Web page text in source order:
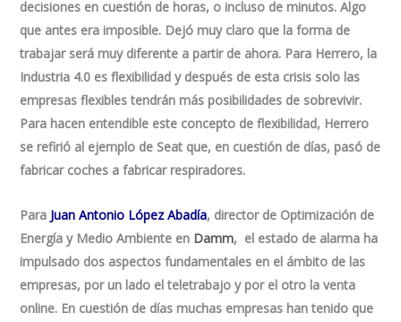
decisiones en cuestión de horas, o incluso de minutos. Algo
que antes era imposible. Dejó muy claro que la forma de
trabajar será muy diferente a partir de ahora. Para Herrero, la
Industria 4.0 es flexibilidad y después de esta crisis solo las
empresas flexibles tendrán más posibilidades de sobrevivir.
Para hacen entendible este concepto de flexibilidad, Herrero
se refirió al ejemplo de Seat que, en cuestión de días, pasó de
fabricar coches a fabricar respiradores.
Para Juan Antonio López Abadía, director de Optimización de
Energía y Medio Ambiente en Damm, el estado de alarma ha
impulsado dos aspectos fundamentales en el ámbito de las
empresas, por un lado el teletrabajo y por el otro la venta
online. En cuestión de días muchas empresas han tenido que